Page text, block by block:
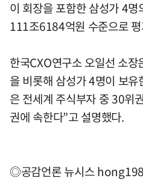
이 회장을 포함한 삼성가 4
111조6184억원 수준으로
한국CXO연구소 오일선 소
을 비롯해 삼성가 4명이 보
은 전세계 주식부자 중 30위
권에 속한다”고 설명했다.
◎공감언론 뉴시스